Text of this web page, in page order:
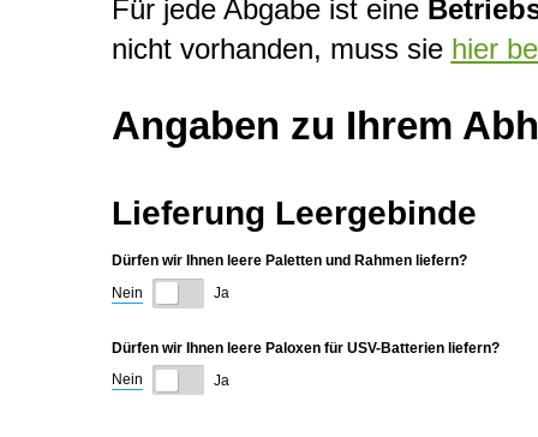
Für jede Abgabe ist eine
nicht vorhanden, muss sie hier
Angaben zu Ihrem
Lieferung Leergebinde
Dürfen wir Ihnen leere Paletten und Rahmen liefern?
Nein
Ja
Dürfen wir Ihnen leere Paloxen für USV-Batterien liefern?
Nein
Ja